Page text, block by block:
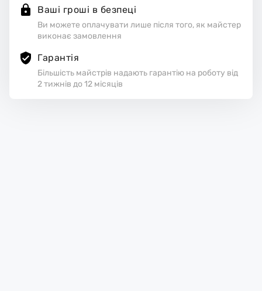
Ваші гроші в безпеці
Ви можете оплачувати лише після того, як майстер
виконає замовлення
Гарантія
Більшість майстрів надають гарантію на роботу від
2 тижнів до 12 місяців